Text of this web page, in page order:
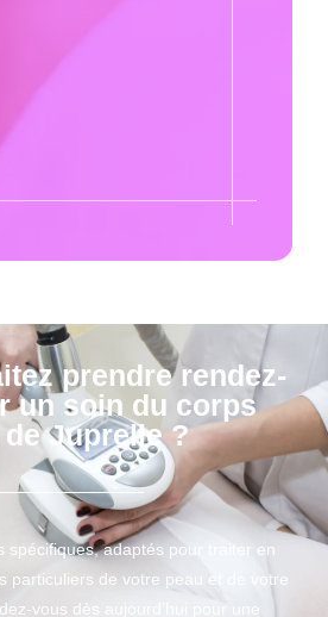
prendre rendez-
un soin du corps
de Juprelle ?
spécifiques, adaptés pour traiter en
particuliers de votre peau et de votre
vous dès aujourd’hui pour une